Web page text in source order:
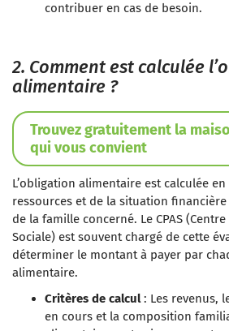
contribuer en cas de besoin.
2. Comment est calculée
alimentaire ?
Trouvez gratuitement la
qui vous convient
L’obligation alimentaire est calculée
ressources et de la situation
de la famille concerné. Le CPAS
Sociale) est souvent chargé de cette
déterminer le montant à payer par
alimentaire.
Critères de calcul: Les revenus,
en cours et la composition